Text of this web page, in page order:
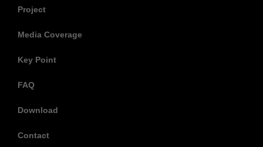
Project
Media Coverage
Key Point
FAQ
Download
Contact